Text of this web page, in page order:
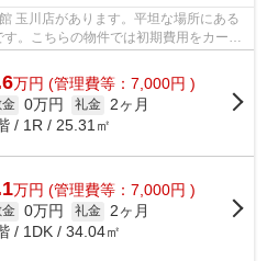
玉川店があります。平坦な場所にある
。こちらの物件では初期費用をカード
万円 (管理費等：7,000円 )
金 0万円 礼金
2ヶ月
/ 1R / 25.31㎡
万円 (管理費等：7,000円 )
金 0万円 礼金
2ヶ月
/ 1DK / 34.04㎡